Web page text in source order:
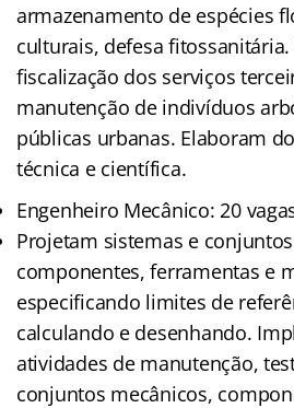
armazenamento de espécies
culturais, defesa
fiscalização dos serviços
manutenção de indivíduos
públicas urbanas. Elaboram
técnica e científica.
Engenheiro Mecânico: 20
Projetam sistemas e
componentes, ferramentas e
especificando limites de
calculando e desenhando.
atividades de manutenção,
conjuntos mecânicos,